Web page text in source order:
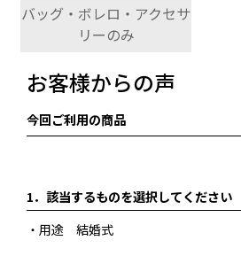
バッグ・ボレロ・アクセサ
リーのみ
お客様からの声
今回ご利用の商品
1． 該当するものを選択してください
・用途 結婚式